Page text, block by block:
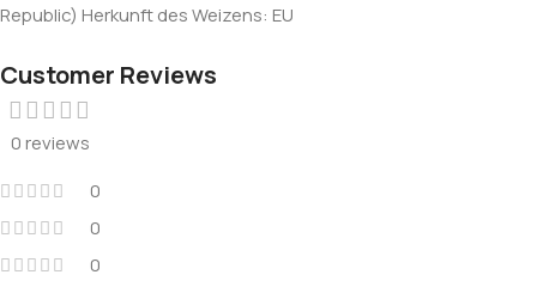
Republic) Herkunft des Weizens: EU
Customer Reviews
0 reviews
0
0
0